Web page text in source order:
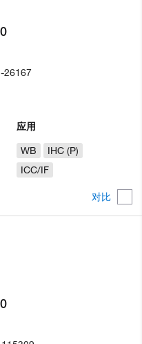
对比
应用
WB
IHC (P)
ICC/IF
26167